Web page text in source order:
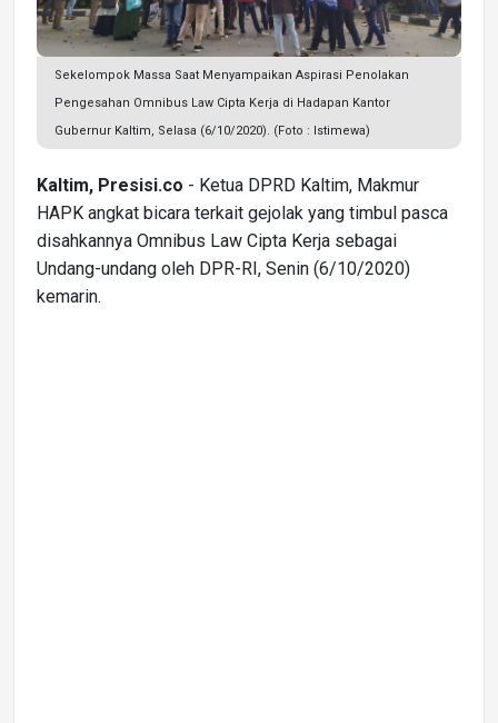
Sekelompok Massa Saat Menyampaikan Aspirasi Penolakan
Pengesahan Omnibus Law Cipta Kerja di Hadapan Kantor
Gubernur Kaltim, Selasa (6/10/2020). (Foto : Istimewa)
Kaltim, Presisi.co - Ketua DPRD Kaltim, Makmur
HAPK angkat bicara terkait gejolak yang timbul pasca
disahkannya Omnibus Law Cipta Kerja sebagai
Undang-undang oleh DPR-RI, Senin (6/10/2020)
kemarin.